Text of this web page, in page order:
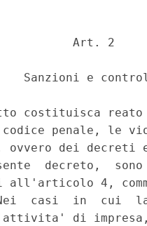
Art. 2
Sanzioni e
costituisca
penale, le
ovvero dei decreti
decreto,
all'articolo 4,
casi  in  cui  la
di